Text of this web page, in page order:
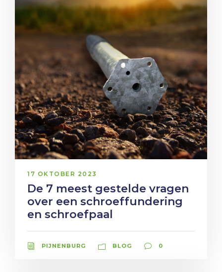
17 OKTOBER 2023
De 7 meest gestelde vragen
over een schroeffundering
en schroefpaal
PIJNENBURG BLOG 0